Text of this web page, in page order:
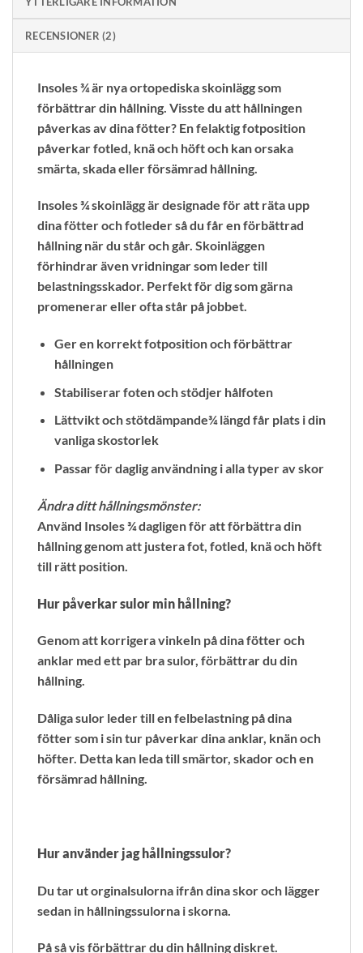
RECENSIONER (2)
Insoles ¾ är nya ortopediska skoinlägg som
förbättrar din hållning. Visste du att hållningen
påverkas av dina fötter? En felaktig fotposition
påverkar fotled, knä och höft och kan orsaka
smärta, skada eller försämrad hållning.
Insoles ¾ skoinlägg är designade för att räta upp
dina fötter och fotleder så du får en förbättrad
hållning när du står och går. Skoinläggen
förhindrar även vridningar som leder till
belastningsskador. Perfekt för dig som gärna
promenerar eller ofta står på jobbet.
Ger en korrekt fotposition och förbättrar
hållningen
Stabiliserar foten och stödjer hålfoten
Lättvikt och stötdämpande¾ längd får plats i din
vanliga skostorlek
Passar för daglig användning i alla typer av skor
Ändra ditt hållningsmönster:
Använd Insoles ¾ dagligen för att förbättra din
hållning genom att justera fot, fotled, knä och höft
till rätt position.
Hur påverkar sulor min hållning?
Genom att korrigera vinkeln på dina fötter och
anklar med ett par bra sulor, förbättrar du din
hållning.
Dåliga sulor leder till en felbelastning på dina
fötter som i sin tur påverkar dina anklar, knän och
höfter. Detta kan leda till smärtor, skador och en
försämrad hållning.
Hur använder jag hållningssulor?
Du tar ut orginalsulorna ifrån dina skor och lägger
sedan in hållningssulorna i skorna.
På så vis förbättrar du din hållning diskret.